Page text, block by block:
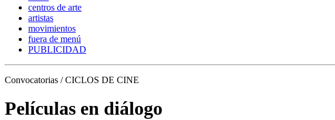
centros de arte
artistas
movimientos
fuera de menú
PUBLICIDAD
Convocatorias / CICLOS DE CINE
Películas en diálogo